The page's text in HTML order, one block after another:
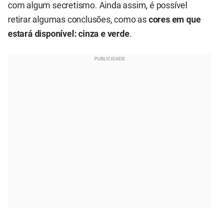
com algum secretismo. Ainda assim, é possível
retirar algumas conclusões, como as cores em que
estará disponível: cinza e verde.